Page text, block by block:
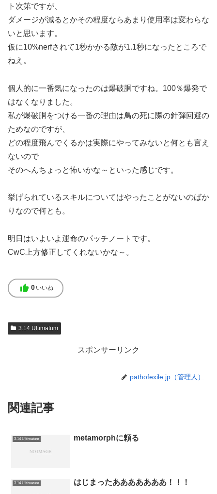
ト次第ですが、
ダメージが減るとかその程度ならあまり使用率は変わらな
いと思います。
仮に10%nerfされて1秒かかる敵が1.1秒になったところで
ねえ。
個人的に一番気になったのは爆破胴ですね。100％爆発で
はなくなりました。
私が爆破胴をつける一番の理由は鳥の死に際の針弾回避の
ためなのですが、
どの程度飛んでくるかは実際にやってみないと何とも言え
ないので
そのへんちょっと怖いかな～といった感じです。
挙げられているスキルについてはやったことがないのばか
りなので何とも。
明日はいよいよ運命のパッチノートです。
CwC上方修正してくれないかな～。
thumb_up 0 いいね
3.14 Ultimatum
スポンサーリンク
pathofexile.jp（管理人）
関連記事
3.14 Ultimatum metamorphに頼る
3.14 Ultimatum はじまったあああああああ！！！